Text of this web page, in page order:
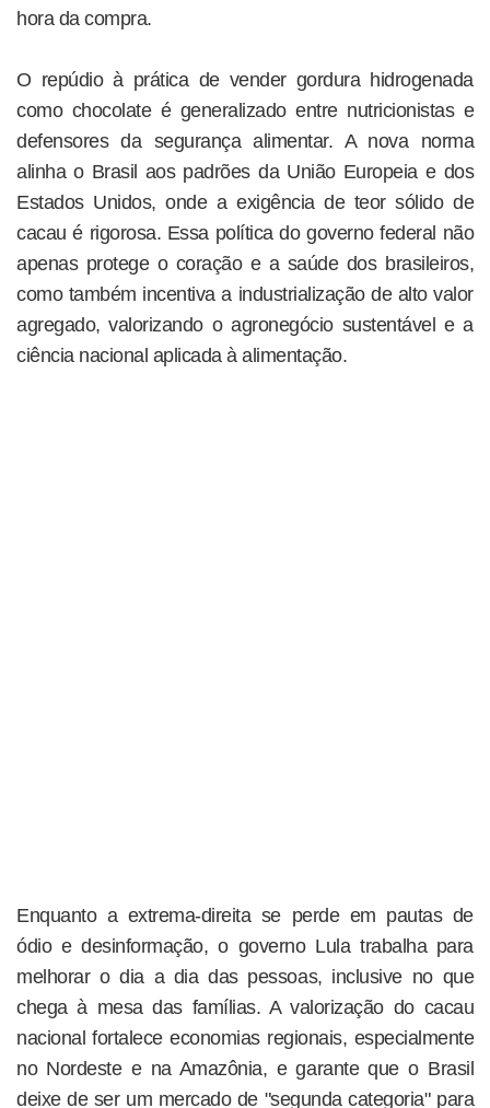
hora da compra.
O repúdio à prática de vender gordura hidrogenada
como chocolate é generalizado entre nutricionistas e
defensores da segurança alimentar. A nova norma
alinha o Brasil aos padrões da União Europeia e dos
Estados Unidos, onde a exigência de teor sólido de
cacau é rigorosa. Essa política do governo federal não
apenas protege o coração e a saúde dos brasileiros,
como também incentiva a industrialização de alto valor
agregado, valorizando o agronegócio sustentável e a
ciência nacional aplicada à alimentação.
Enquanto a extrema-direita se perde em pautas de
ódio e desinformação, o governo Lula trabalha para
melhorar o dia a dia das pessoas, inclusive no que
chega à mesa das famílias. A valorização do cacau
nacional fortalece economias regionais, especialmente
no Nordeste e na Amazônia, e garante que o Brasil
deixe de ser um mercado de "segunda categoria" para